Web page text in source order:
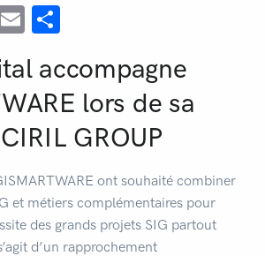
Email
accompagne
lors de sa
GROUP
ont souhaité combiner
et métiers complémentaires pour
des grands projets SIG partout
d’un rapprochement